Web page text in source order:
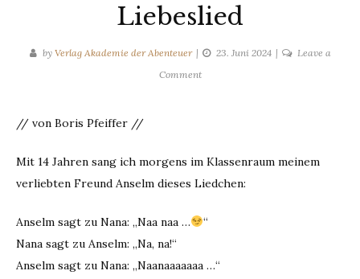
Liebeslied
by Verlag Akademie der Abenteuer 23. Juni 2024
Leave a
Commenton
// von Boris Pfeiffer //
Mit 14 Jahren sang ich morgens im Klassenraum meinem
verliebten Freund Anselm dieses Liedchen:
Anselm sagt zu Nana: „Naa naa …
“
Nana sagt zu Anselm: „Na, na!“
Anselm sagt zu Nana: „Naanaaaaaaa …“